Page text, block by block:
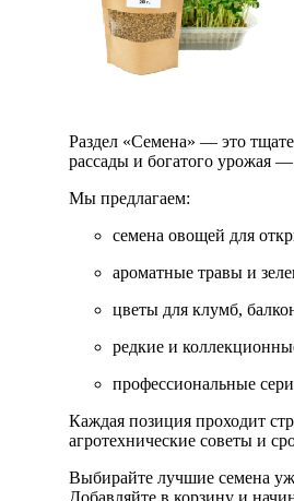
Раздел «Семена» — это
рассады и богатого урожая
Мы предлагаем:
семена овощей для
ароматные травы и
цветы для клумб,
редкие и
профессиональные
Каждая позиция проходит
агротехнические советы и
Выбирайте лучшие семена
Добавляйте в корзину и